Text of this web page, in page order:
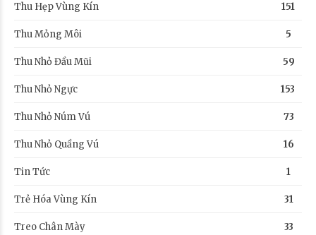
Thu Hẹp Vùng Kín 151
Thu Mỏng Môi 5
Thu Nhỏ Đầu Mũi 59
Thu Nhỏ Ngực 153
Thu Nhỏ Núm Vú 73
Thu Nhỏ Quầng Vú 16
Tin Tức 1
Trẻ Hóa Vùng Kín 31
Treo Chân Mày 33